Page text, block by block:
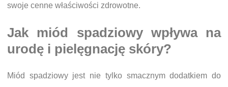
swoje cenne właściwości zdrowotne.
Jak miód spadziowy wpływa na
urodę i pielęgnację skóry?
Miód spadziowy jest nie tylko smacznym dodatkiem do